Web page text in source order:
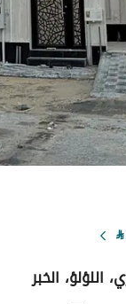
⃁
اللؤلؤ، الخبر